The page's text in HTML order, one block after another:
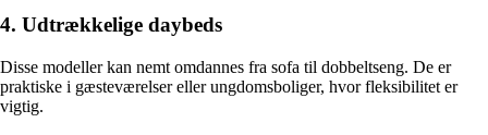
4. Udtrækkelige daybeds
Disse modeller kan nemt omdannes fra sofa til dobbeltseng. De er
praktiske i gæsteværelser eller ungdomsboliger, hvor fleksibilitet er
vigtig.